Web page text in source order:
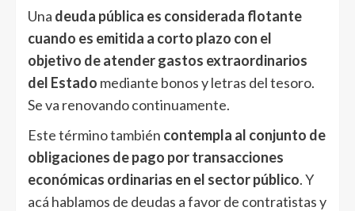
Una deuda pública es considerada flotante
cuando es emitida a corto plazo con el
objetivo de atender gastos extraordinarios
del Estado mediante bonos y letras del tesoro.
Se va renovando continuamente.
Este término también contempla al conjunto de
obligaciones de pago por transacciones
económicas ordinarias en el sector público. Y
acá hablamos de deudas a favor de contratistas y